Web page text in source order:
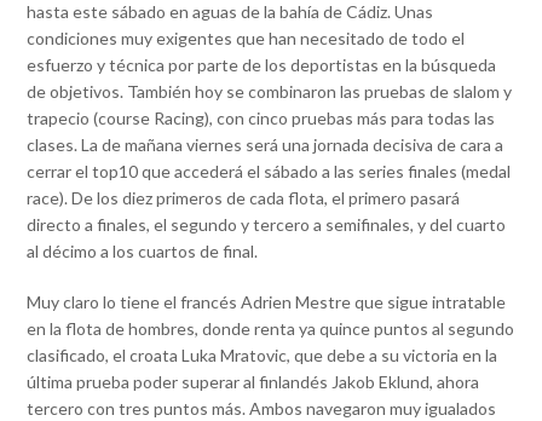
hasta este sábado en aguas de la bahía de Cádiz. Unas
condiciones muy exigentes que han necesitado de todo el
esfuerzo y técnica por parte de los deportistas en la búsqueda
de objetivos. También hoy se combinaron las pruebas de slalom y
trapecio (course Racing), con cinco pruebas más para todas las
clases. La de mañana viernes será una jornada decisiva de cara a
cerrar el top10 que accederá el sábado a las series finales (medal
race). De los diez primeros de cada flota, el primero pasará
directo a finales, el segundo y tercero a semifinales, y del cuarto
al décimo a los cuartos de final.
Muy claro lo tiene el francés Adrien Mestre que sigue intratable
en la flota de hombres, donde renta ya quince puntos al segundo
clasificado, el croata Luka Mratovic, que debe a su victoria en la
última prueba poder superar al finlandés Jakob Eklund, ahora
tercero con tres puntos más. Ambos navegaron muy igualados